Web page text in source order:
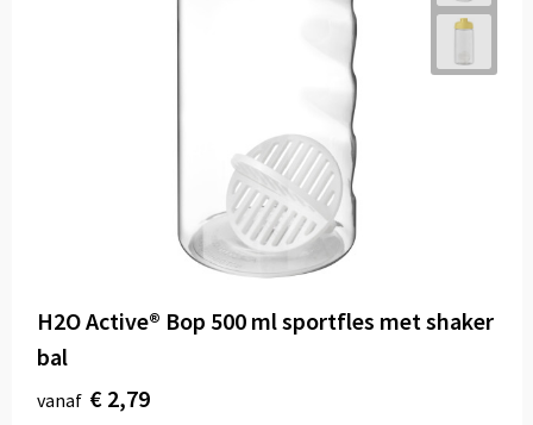
H2O Active® Bop 500 ml sportfles met shaker
bal
vanaf € 2,79